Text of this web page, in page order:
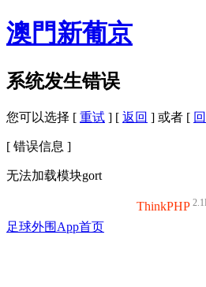
澳門新葡京
系统发生错误
您可以选择 [ 重试 ] [ 返回 ] 或者 [
[ 错误信息 ]
无法加载模块gort
ThinkPHP
足球外围App首页